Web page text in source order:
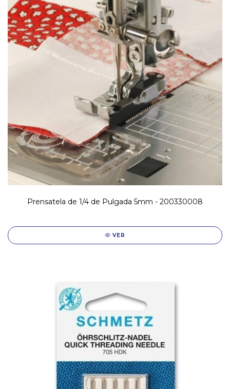
Prensatela de 1/4 de Pulgada 5mm - 200330008
VER